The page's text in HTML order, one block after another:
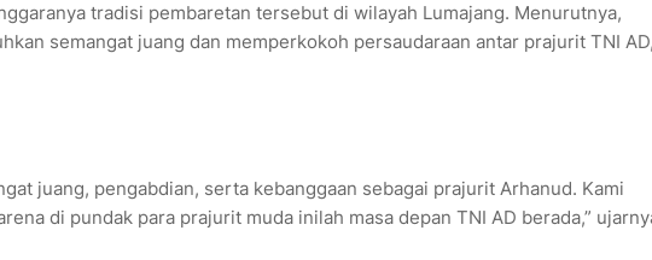
tradisi pembaretan tersebut di wilayah Lumajang. Menurutnya,
semangat juang dan memperkokoh persaudaraan antar prajurit TNI AD,
juang, pengabdian, serta kebanggaan sebagai prajurit Arhanud. Kami
di pundak para prajurit muda inilah masa depan TNI AD berada,”